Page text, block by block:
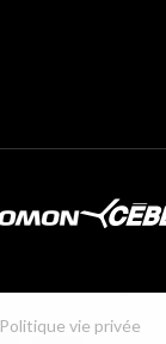
Politique vie privée